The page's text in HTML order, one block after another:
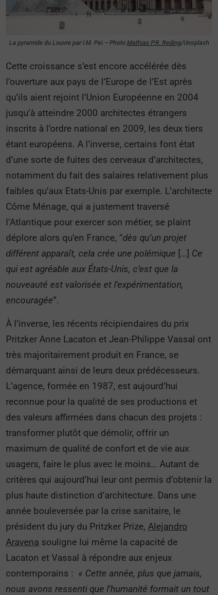
La pyramide du Louvre par I.M. Pei – Photo Mathias P.R. Reding/Unsplash
Cette croissance s’est encore accélérée dès
l’ouverture aux pays de l’Europe de l’Est après
qu’ils aient rejoint l’Union Européenne en 2004
jusqu’à atteindre 2000 architectes étrangers
inscrits à l’ordre national en 2009, les deux tiers
étant européens. A l’inverse, certains font état
d’une sorte de fuites des cerveaux d’architectes,
notamment du fait des salaires relativement plus
faibles qu’aux Etats-Unis par exemple. L’architecte
Côme Ménage, qui a justement traversé
l’Atlantique pour exercer son métier, se plaint
déplore alors qu’en France, “dès qu’un projet
différent apparaît, cela crée une polémique […] Ce
qui est agréable aux États-Unis, c’est que la
nouveauté est valorisée et l’expérimentation,
encouragée”.
À l’inverse, les récents récipiendaires du prix
Pritzker Anne Lacaton et Jean-Philippe Vassal ont
très majoritairement produit en France, se
démarquant ainsi de leurs deux prédécesseurs.
L’agence, formée en 1987, est aujourd’hui
reconnue pour la qualité de ses productions et
des valeurs affirmées dans chacun des projets :
transformer plutôt que démolir, offrir un
maximum de qualité de confort et de vie aux
usagers, faire le plus avec le moins… Autant de
critères qui aujourd’hui leur ont permis d’obtenir la
plus haute distinction d’architecture. Dans une
année bouleversée par la crise sanitaire, le
président du jury du Pritzker Prize, Alejandro
Aravena souligne lui même la capacité de
Lacaton et Vassal à répondre aux enjeux
contemporains : « Cette année, plus que jamais,
nous avons ressenti que l’humanité formait un tout